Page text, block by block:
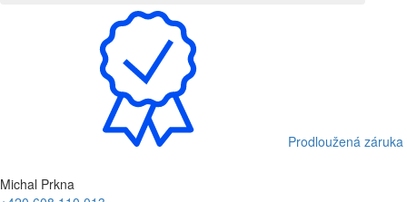
Prodloužená záruka
Michal Prkna